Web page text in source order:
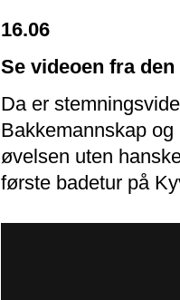
16.06
Se videoen fra
Da er
Bakkemannskap
øvelsen uten
første badetur på